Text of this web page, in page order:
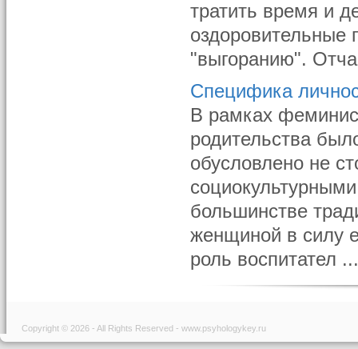
тратить время и
оздоровительные
"выгоранию".
Специфика
В рамках
родительства
обусловлено не
большинстве
женщиной в силу
роль воспитател
Copyright © 2026 - All Rights Reserved - www.psyhologykey.ru